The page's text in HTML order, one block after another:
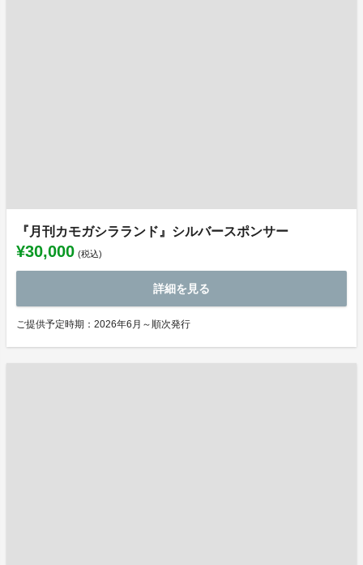
『月刊カモガシラランド』シルバースポンサー
¥30,000 (税込)
詳細を見る
ご提供予定時期：2026年6月～順次発行